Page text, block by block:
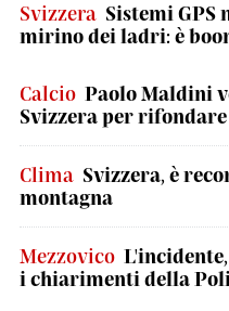
Svizzera Sistemi
mirino dei ladri: è
Calcio Paolo Maldini
Svizzera per
Clima Svizzera, è
montagna
Mezzovico
i chiarimenti della